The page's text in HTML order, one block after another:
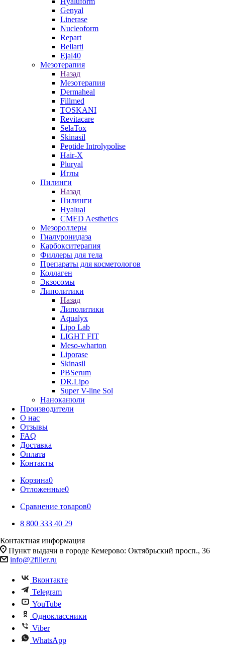
Genyal
Linerase
Nucleoform
Repart
Bellarti
Ejal40
Мезотерапия
Назад
Мезотерапия
Dermaheal
Fillmed
TOSKANI
Revitacare
SelaTox
Skinasil
Peptide Introlypolise
Hair-X
Pluryal
Иглы
Пилинги
Назад
Пилинги
Hyalual
CMED Aesthetics
Мезороллеры
Гиалуронидаза
Карбокситерапия
Филлеры для тела
Препараты для косметологов
Коллаген
Экзосомы
Липолитики
Назад
Липолитики
Aqualyx
Lipo Lab
LIGHT FIT
Meso-wharton
Liporase
Skinasil
PBSerum
DR.Lipo
Super V-line Sol
Наноканюли
Производители
О нас
Отзывы
FAQ
Доставка
Оплата
Контакты
Корзина0
Отложенные0
Сравнение товаров0
8 800 333 40 29
Контактная информация
Пункт выдачи в городе Кемерово: Октябрьский просп., 36
info@2filler.ru
Вконтакте
Telegram
YouTube
Одноклассники
Viber
WhatsApp